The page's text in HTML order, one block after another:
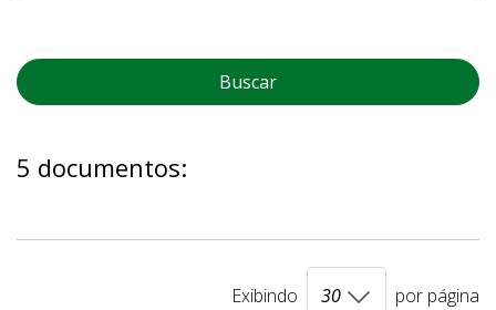
Buscar
5 documentos:
Exibindo por página